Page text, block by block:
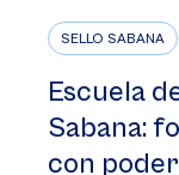
SELLO SABANA
Escuela
Sabana:
con